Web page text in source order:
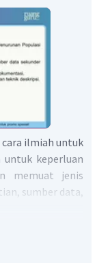
ilmiah untuk
untuk keperluan
memuat jenis
sumber data,